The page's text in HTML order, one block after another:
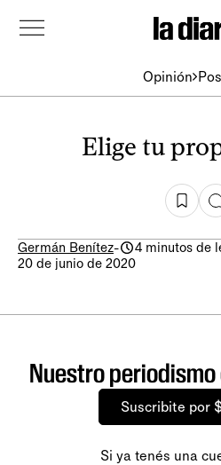
Opinión
Elige tu
Germán Benítez-
4 minutos de
20 de junio de 2020
Nuestro
Suscribite por
Si ya tenés una